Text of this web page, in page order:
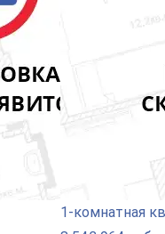
1-комнатная